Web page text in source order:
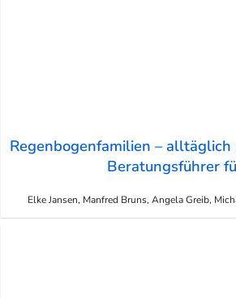
Regenbogenfamilien –
Beratungsführer
Elke Jansen, Manfred Bruns, Angela Greib,